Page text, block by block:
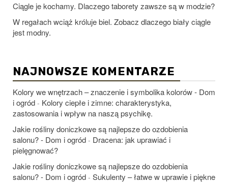
Ciągle je kochamy. Dlaczego taborety zawsze są w modzie?
W regałach wciąż króluje biel. Zobacz dlaczego biały ciągle
jest modny.
NAJNOWSZE KOMENTARZE
Kolory we wnętrzach – znaczenie i symbolika kolorów - Dom
i ogród - Kolory ciepłe i zimne: charakterystyka,
zastosowania i wpływ na naszą psychikę.
Jakie rośliny doniczkowe są najlepsze do ozdobienia
salonu? - Dom i ogród - Dracena: jak uprawiać i
pielęgnować?
Jakie rośliny doniczkowe są najlepsze do ozdobienia
salonu? - Dom i ogród - Sukulenty – łatwe w uprawie i piękne